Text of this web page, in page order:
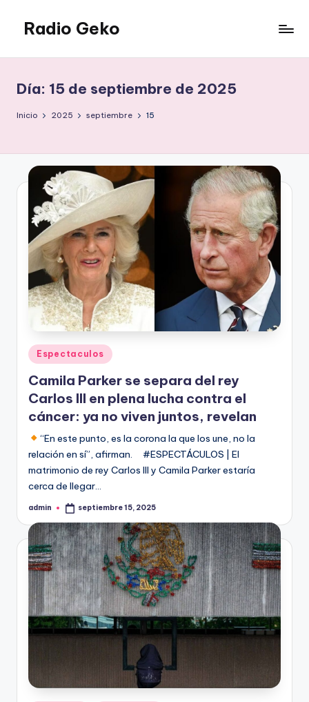
Saltar
contenido
Radio Geko
Día: 15 de septiembre de 2025
Inicio 2025 septiembre 15
Publicado
en
Espectaculos
Camila Parker se separa del rey
Carlos III en plena lucha contra el
cáncer: ya no viven juntos, revelan
“En este punto, es la corona la que los une, no la
relación en sí”, afirman. #ESPECTÁCULOS | El
matrimonio de rey Carlos III y Camila Parker estaría
cerca de llegar…
Publicado
admin septiembre 15, 2025